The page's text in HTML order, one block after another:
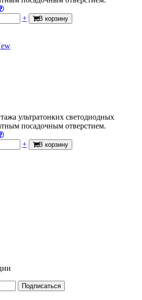
+ В корзину
ультратонких светодиодных
посадочным отверстием.
+ В корзину
Подписаться